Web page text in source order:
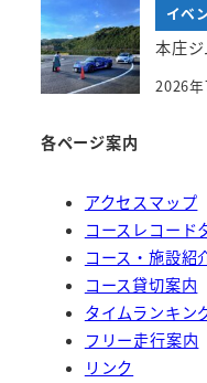
イベ
本庄
2026
各ページ案内
アクセスマップ
コースレコード
コース・施設紹
コース貸切案内
タイムランキン
フリー走行案内
リンク